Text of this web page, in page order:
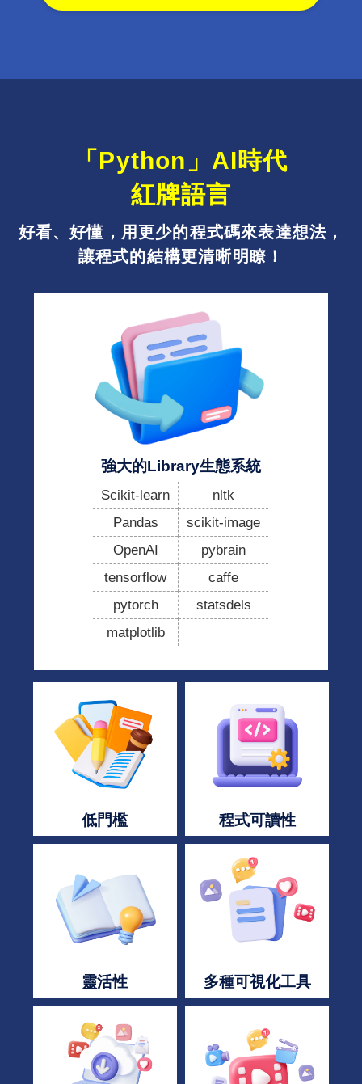
「Python」AI時代
紅牌語言
好看、好懂，用更少的程式碼來表達想法，
讓程式的結構更清晰明瞭！
強大的Library生態系統
Scikit-learn
nltk
Pandas
scikit-image
OpenAI
pybrain
tensorflow
caffe
pytorch
statsdels
matplotlib
低門檻
靈活性
程式可讀性
多種可視化工具